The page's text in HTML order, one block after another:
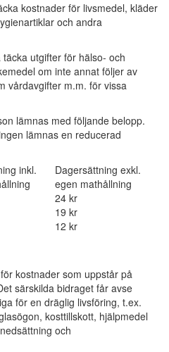
kostnader för livsmedel, kläder
och andra
utgifter för hälso- och
om inte annat följer av
vårdavgifter m.m. för vissa
lämnas med följande belopp.
lämnas en reducerad
inkl.
Dagersättning exkl.
egen mathållning
24 kr
19 kr
12 kr
kostnader som uppstår på
särskilda bidraget får avse
för en dräglig livsföring, t.ex.
kosttillskott, hjälpmedel
och